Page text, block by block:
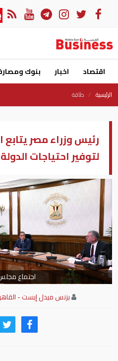
اقتصاد اخبار بنوك
الرئيسية طاقة
رئيس وزراء مصر يتابع
لتوفير احتياجات
اجتماع
بزنس ميدل إيست -